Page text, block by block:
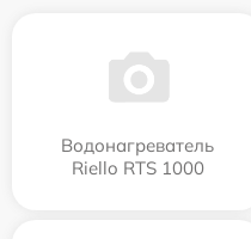
Водонагреватель
Riello RTS 1000